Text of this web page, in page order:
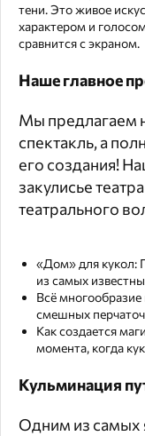
тени. Это живое
характером и
сравнится с экраном.
Наше главное
Мы предлагаем
спектакль, а
его создания!
закулисье
театрального
«Дом» для кукол:
из самых
Всё
смешных
Как создается
момента, когда
Кульминация
Одним из самых